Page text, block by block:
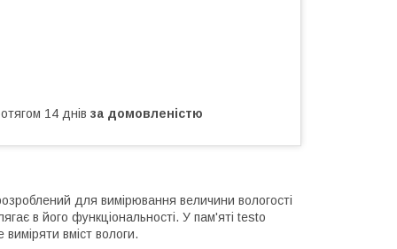
14 днів за домовленістю
для вимірювання величини вологості
в його функціональності. У пам'яті testo
виміряти вміст вологи.